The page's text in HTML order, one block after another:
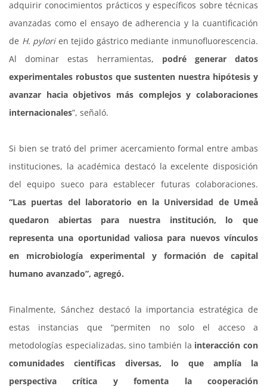
adquirir conocimientos prácticos y específicos sobre técnicas
avanzadas como el ensayo de adherencia y la cuantificación
de H. pylorien tejido gástrico mediante inmunofluorescencia.
Al dominar estas herramientas, podré generar datos
experimentales robustos que sustenten nuestra hipótesis y
avanzar hacia objetivos más complejos y colaboraciones
internacionales”, señaló.
Si bien se trató del primer acercamiento formal entre ambas
instituciones, la académica destacó la excelente disposición
del equipo sueco para establecer futuras colaboraciones.
“Las puertas del laboratorio en la Universidad de Umeå
quedaron abiertas para nuestra institución, lo que
representa una oportunidad valiosa para nuevos vínculos
en microbiología experimental y formación de capital
humano avanzado”, agregó.
Finalmente, Sánchez destacó la importancia estratégica de
estas instancias que “permiten no solo el acceso a
metodologías especializadas, sino también la interacción con
comunidades científicas diversas, lo que amplía la
perspectiva crítica y fomenta la cooperación